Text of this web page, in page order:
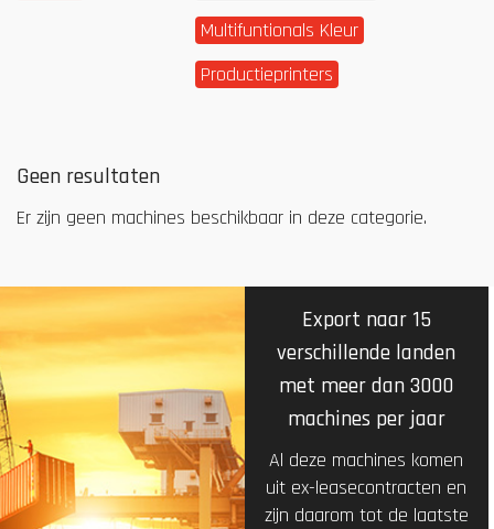
Multifuntionals Kleur
Productieprinters
Geen resultaten
Er zijn geen machines beschikbaar in deze categorie.
Export naar 15
verschillende landen
met meer dan 3000
machines per jaar
Al deze machines komen
uit ex-leasecontracten en
zijn daarom tot de laatste